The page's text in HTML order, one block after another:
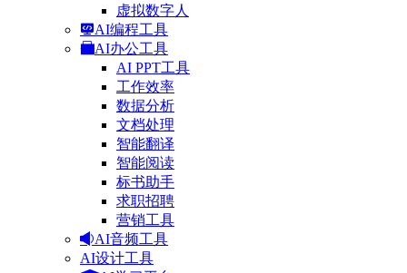
虚拟数字人
AI编程工具
AI办公工具
AI PPT工具
工作效率
数据分析
文档处理
智能翻译
智能阅读
标书助手
求职招聘
营销工具
AI音频工具
AI设计工具